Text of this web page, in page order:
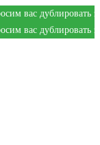
заказ в
заказ в